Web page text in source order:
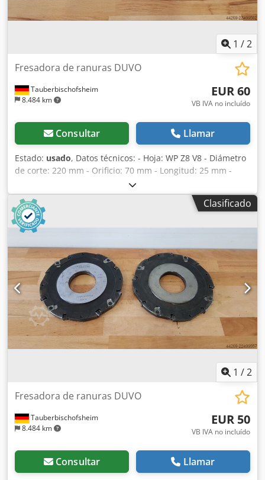
1 /2
Tauberbischofsheim
8.484 km
Fresadora de ranuras DUVO
EUR 60
VB IVA no incluído
Consultar Llamar
Estado: usado, Datos técnicos: - Hoja: WP Z8 V8 - Diámetro
de corte: 220 mm - Orificio: 70 mm - Longitud: 25 mm -
Material: Acero Chsdpozryimofx Alasa - Disponible:
1900322
Clasificado
1 /2
Tauberbischofsheim
8.484 km
Fresadora de ranuras DUVO
EUR 50
VB IVA no incluído
Consultar Llamar